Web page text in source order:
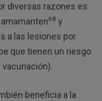
diversas razones es
68 y
a las lesiones por
que tienen un riesgo
vacunación).
beneficia a la